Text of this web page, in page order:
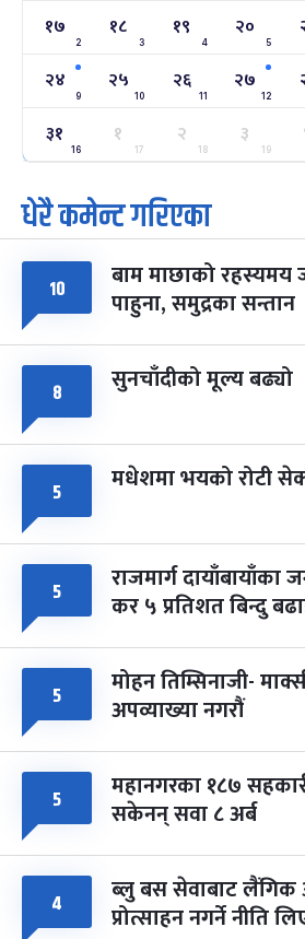
सोम
अन्तराष्ट्रिय नारी दिवस
फाल्गुन २४, २०८३- Mar 8, 2027
२५
मंगल
ग्याल्पो ल्होसार
फाल्गुन २५, २०८३ Mar 9, 2027
७
आइत
पूर्णिमा व्रत
चैत्र ७, २०८३-Mar 21, 2027
८ फागुपूर्णिमा
चैत्र ८, २०८३-Mar 22, 2027
१७
2
१८
3
१९
4
२०
5
२४
9
२५
10
२६
11
२७
12
३१
16
१
17
२
18
३
19
धेरै कमेन्ट गरिएका
१० बाम माछाको रहस्यमय
पाहुना, समुद्रका सन्तान
८ सुनचाँदीको मूल्य बढ्यो
५ मधेशमा भयको रोटी
५ राजमार्ग दायाँबायाँका
कर ५ प्रतिशत बिन्दु
५ मोहन तिम्सिनाजी-
अपव्याख्या नगरौं
५ महानगरका १८७
सकेनन् सवा ८ अर्ब
४ ब्लु बस सेवाबाट लैंगिक
प्रोत्साहन नगर्ने नीति